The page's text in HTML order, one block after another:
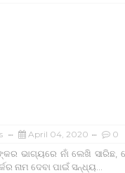
April 04, 2020 0
ଭାଗ୍ୟରେ ନାଁ ଲେଖି ସାରିଛ,
ନାମ ଦେବା ପାଇଁ ସନ୍ଧ୍ୟ...